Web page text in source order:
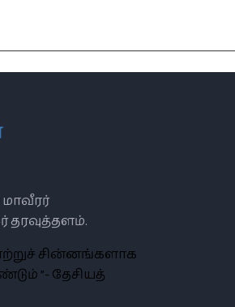
சின்னங்களாக
”- தேசியத்